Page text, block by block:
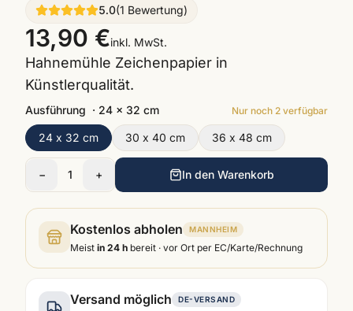
5.0(1 Bewertung)
13,90 €inkl. MwSt.
Hahnemühle Zeichenpapier in
Künstlerqualität.
Ausführung · 24 x 32 cm Nur noch 2 verfügbar
24 x 32 cm 30 x 40 cm 36 x 48 cm
− 1 + In den Warenkorb
Kostenlos abholen MANNHEIM
Meist in 24 h bereit · vor Ort per EC/Karte/Rechnung
Versand möglich DE-VERSAND